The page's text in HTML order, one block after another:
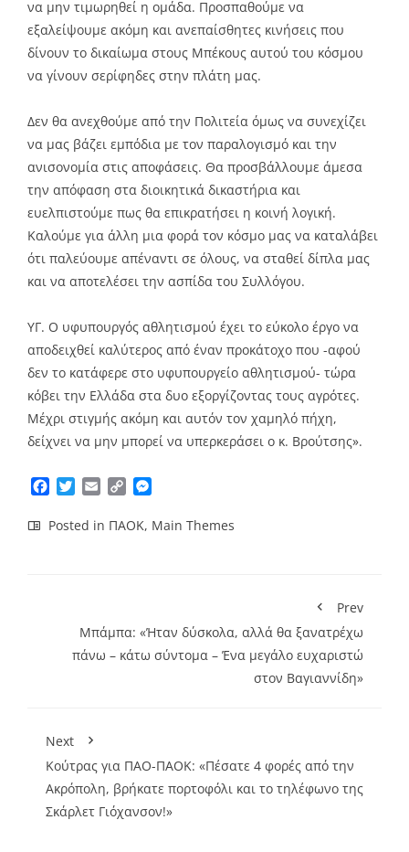
να μην τιμωρηθεί η ομάδα. Προσπαθούμε να
εξαλείψουμε ακόμη και ανεπαίσθητες κινήσεις που
δίνουν το δικαίωμα στους Μπέκους αυτού του κόσμου
να γίνουν σερίφηδες στην πλάτη μας.
Δεν θα ανεχθούμε από την Πολιτεία όμως να συνεχίζει
να μας βάζει εμπόδια με τον παραλογισμό και την
ανισονομία στις αποφάσεις. Θα προσβάλλουμε άμεσα
την απόφαση στα διοικητικά δικαστήρια και
ευελπιστούμε πως θα επικρατήσει η κοινή λογική.
Καλούμε για άλλη μια φορά τον κόσμο μας να καταλάβει
ότι παλεύουμε απέναντι σε όλους, να σταθεί δίπλα μας
και να αποτελέσει την ασπίδα του Συλλόγου.
ΥΓ. Ο υφυπουργός αθλητισμού έχει το εύκολο έργο να
αποδειχθεί καλύτερος από έναν προκάτοχο που -αφού
δεν το κατάφερε στο υφυπουργείο αθλητισμού- τώρα
κόβει την Ελλάδα στα δυο εξοργίζοντας τους αγρότες.
Μέχρι στιγμής ακόμη και αυτόν τον χαμηλό πήχη,
δείχνει να μην μπορεί να υπερκεράσει ο κ. Βρούτσης».
Facebook
TwitterEmailCopy
Posted in ΠΑΟΚ, Main Themes
Prev
Μπάμπα: «Ήταν δύσκολα, αλλά θα ξανατρέχω
πάνω – κάτω σύντομα – Ένα μεγάλο ευχαριστώ
στον Βαγιαννίδη»
Next
Κούτρας για ΠΑΟ-ΠΑΟΚ: «Πέσατε 4 φορές από την
Ακρόπολη, βρήκατε πορτοφόλι και το τηλέφωνο της
Σκάρλετ Γιόχανσον!»